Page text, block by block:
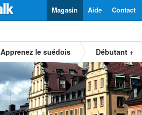
Contact
Aide
Magasin
Apprenez le suédois Débutant +